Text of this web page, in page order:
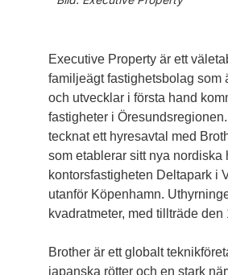
Executive Property är ett
familjeägt fastighetsbolag som
och utvecklar i första hand
fastigheter i
tecknat ett hyresavtal med
som etablerar sitt nya nordiska
kontorsfastigheten Deltapark i
utanför Köpenhamn.
kvadratmeter, med tillträde den
Brother är ett globalt
japanska rötter och en stark